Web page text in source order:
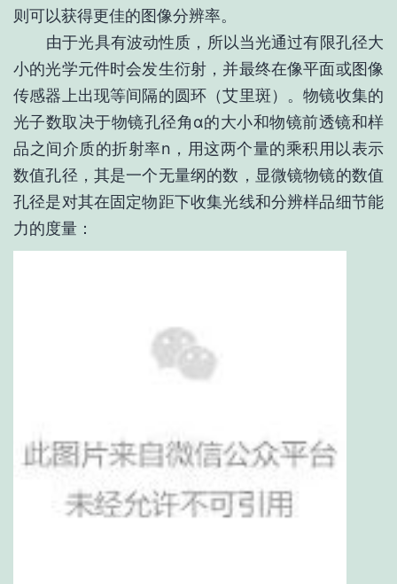
则可以获得更佳的图像分辨率。
由于光具有波动性质，所以当光通过有限孔径大
小的光学元件时会发生衍射，并最终在像平面或图像
传感器上出现等间隔的圆环（艾里斑）。物镜收集的
光子数取决于物镜孔径角α的大小和物镜前透镜和样
品之间介质的折射率n，用这两个量的乘积用以表示
数值孔径，其是一个无量纲的数，显微镜物镜的数值
孔径是对其在固定物距下收集光线和分辨样品细节能
力的度量：